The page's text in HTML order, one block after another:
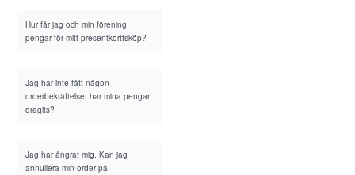
Hur får jag och min förening
pengar för mitt presentkorttsköp?
Jag har inte fått någon
orderbekräftelse, har mina pengar
dragits?
Jag har ångrat mig. Kan jag
annullera min order på